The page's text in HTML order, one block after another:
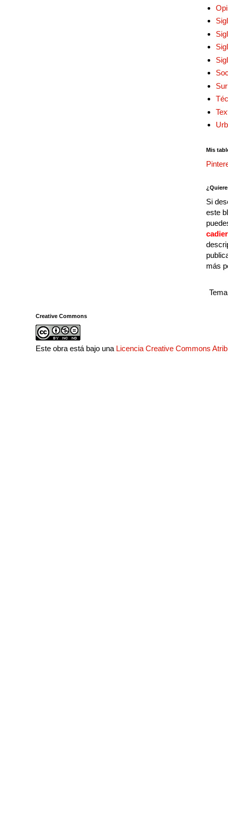
Mis
Si
este
más
Creative Commons
Este obra está bajo una Licencia Creative Commons